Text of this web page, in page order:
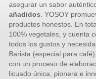
asegurar un sabor
añadidos. YOSOY
productos honestos. En
100% vegetales, y cuenta
todos los gustos y
Barista (especial para
con un proceso de
licuado única, pionera e